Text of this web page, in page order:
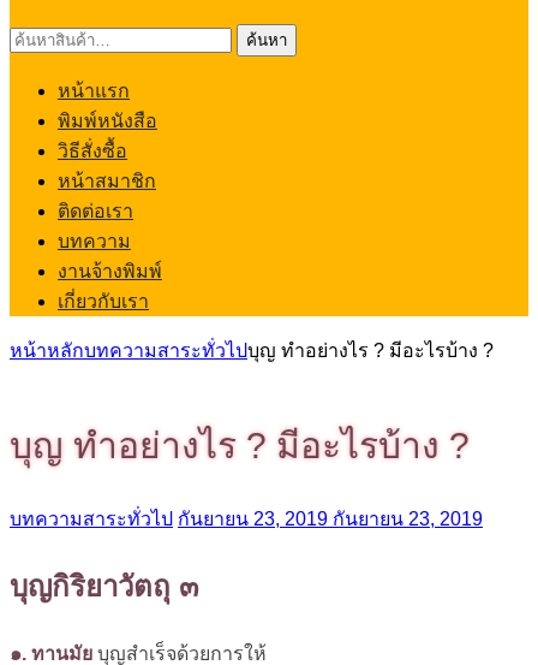
ค้นหา: ค้นหา
หน้าแรก
พิมพ์หนังสือ
วิธีสั่งซื้อ
หน้าสมาชิก
ติดต่อเรา
บทความ
งานจ้างพิมพ์
เกี่ยวกับเรา
หน้าหลักบทความสาระทั่วไปบุญ ทำอย่างไร ? มีอะไรบ้าง ?
บุญ ทำอย่างไร ? มีอะไรบ้าง ?
บทความสาระทั่วไป กันยายน 23, 2019 กันยายน 23, 2019
บุญกิริยาวัตถุ ๓
๑. ทานมัย บุญสำเร็จด้วยการให้